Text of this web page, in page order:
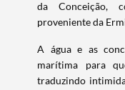
da Conceição,
proveniente da
A água e as
marítima para
traduzindo